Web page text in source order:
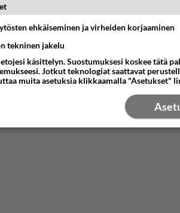
miksi valitsi
sopi Kristaksi ja Tommi Eronen
ehkäiseminen ja virheiden korjaaminen
tekninen jakelu
käsittelyn. Suostumuksesi koskee tätä
Jotkut teknologiat saattavat
muita asetuksia klikkaamalla "Asetukset"